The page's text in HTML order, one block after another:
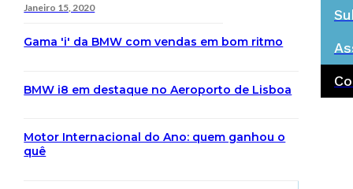
Janeiro 15, 2020
Gama 'i' da BMW com vendas em bom ritmo
BMW i8 em destaque no Aeroporto de Lisboa
Motor Internacional do Ano: quem ganhou o
quê